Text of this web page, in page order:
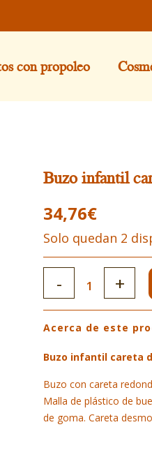
con propoleo
Buzo infantil
34,76€
Solo quedan 2
careta
desmontable
quantity
Acerca de este
Buzo infantil careta
Buzo con careta
Malla de plástico de
de goma. Careta